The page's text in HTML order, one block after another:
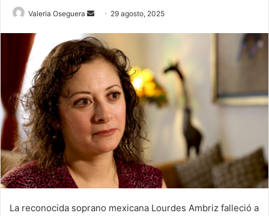
Valeria Oseguera
Send
email
29 agosto, 2025
La reconocida soprano mexicana Lourdes Ambriz falleció a